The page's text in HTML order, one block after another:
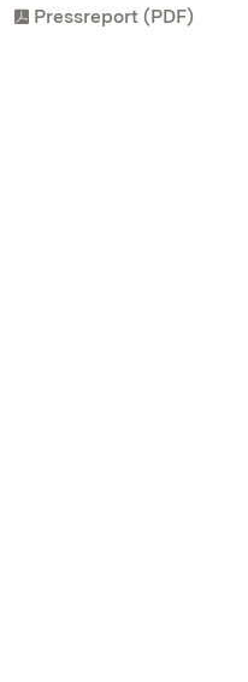
Pressreport (PDF)